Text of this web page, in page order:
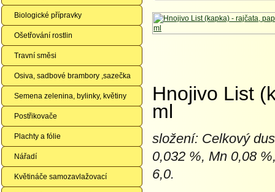
Biologické přípravky
Ošetřování rostlin
Travní směsi
Osiva, sadbové brambory ,sazečka
Semena zelenina, bylinky, květiny
Postřikovače
Plachty a fólie
Nářadí
Květináče samozavlažovací
Hnojivo List
ml
složení: Celkový
0,032 %, Mn 0,08
6,0.